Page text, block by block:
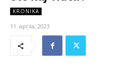
KRONIKA
11. aprila, 2023